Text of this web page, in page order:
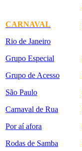
CARNAVAL
Rio de Janeiro
Grupo Especial
Grupo de Acesso
São Paulo
Carnaval de Rua
Por aí afora
Rodas de Samba